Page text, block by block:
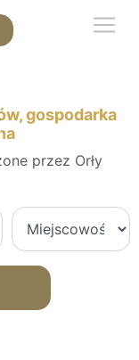
gospodarka
przez Orły